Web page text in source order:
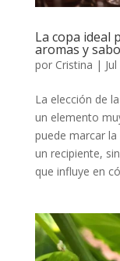
La copa ideal
aromas y
por Cristina |
La elección de
un elemento
puede marcar
un recipiente,
que influye en